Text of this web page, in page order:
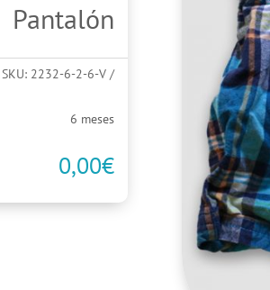
Pantalón
SKU: 2232-6-2-6-V
6 meses
0,00€